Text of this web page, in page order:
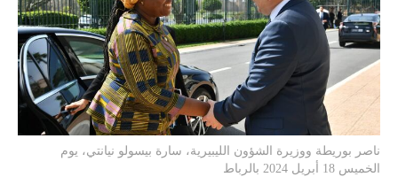
ناصر بوريطة ووزيرة الشؤون الليبيرية، سارة بيسولو نيانتي، يوم
الخميس 18 أبريل 2024 بالرباط